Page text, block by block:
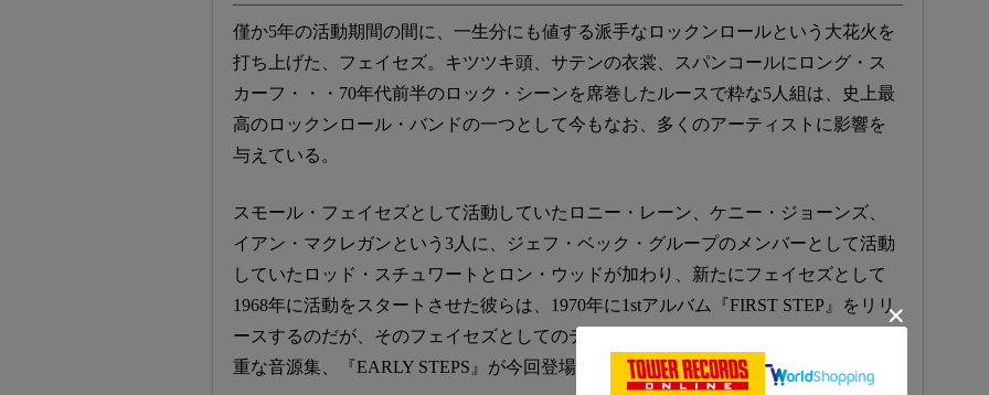
僅か5年の活動期間の間に、一生分にも値する派手なロックンロールという大花火を
打ち上げた、フェイセズ。キツツキ頭、サテンの衣裳、スパンコールにロング・ス
カーフ・・・70年代前半のロック・シーンを席巻したルースで粋な5人組は、史上最
高のロックンロール・バンドの一つとして今もなお、多くのアーティストに影響を
与えている。
スモール・フェイセズとして活動していたロニー・レーン、ケニー・ジョーンズ、
イアン・マクレガンという3人に、ジェフ・ベック・グループのメンバーとして活動
していたロッド・スチュワートとロン・ウッドが加わり、新たにフェイセズとして
1968年に活動をスタートさせた彼らは、1970年に1stアルバム『FIRST STEP』をリリ
ースするのだが、そのフェイセズとしてのデビュー前夜となる彼らの姿を捉えた貴
重な音源集、『EARLY STEPS』が今回登場することとなった！